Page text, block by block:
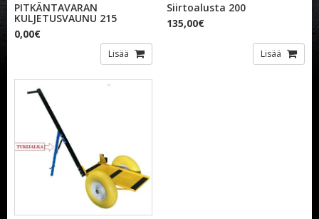
PITKÄNTAVARAN
KULJETUSVAUNU 215
0,00€
Lisää
Siirtoalusta 200
135,00€
Lisää